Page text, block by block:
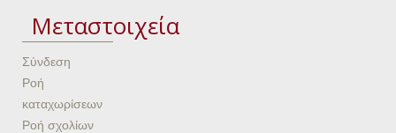
Μεταστοιχεία
Σύνδεση
Ροή
καταχωρίσεων
Ροή σχολίων